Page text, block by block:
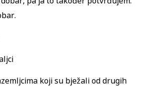
koji su bježali od drugih